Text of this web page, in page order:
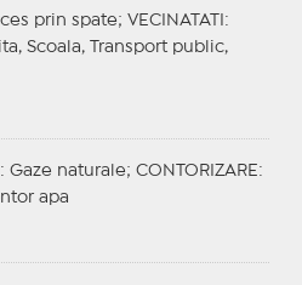
prin spate; VECINATATI :
Scoala, Transport public,
: Gaze naturale; CONTORIZARE :
apa